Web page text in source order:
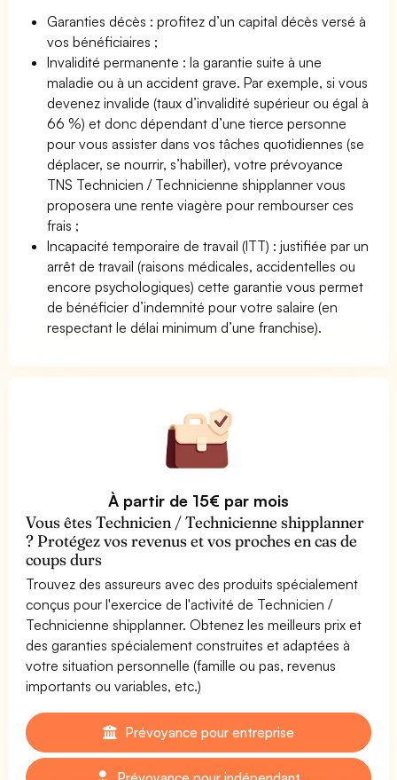
Garanties décès : profitez d’un capital décès versé à
vos bénéficiaires ;
Invalidité permanente : la garantie suite à une
maladie ou à un accident grave. Par exemple, si vous
devenez invalide (taux d’invalidité supérieur ou égal à
66 %) et donc dépendant d’une tierce personne
pour vous assister dans vos tâches quotidiennes (se
déplacer, se nourrir, s’habiller), votre prévoyance
TNS Technicien / Technicienne shipplanner vous
proposera une rente viagère pour rembourser ces
frais ;
Incapacité temporaire de travail (ITT) : justifiée par un
arrêt de travail (raisons médicales, accidentelles ou
encore psychologiques) cette garantie vous permet
de bénéficier d’indemnité pour votre salaire (en
respectant le délai minimum d’une franchise).
À partir de 15€ par mois
Vous êtes Technicien / Technicienne shipplanner
? Protégez vos revenus et vos proches en cas de
coups durs
Trouvez des assureurs avec des produits spécialement
conçus pour l'exercice de l'activité de Technicien /
Technicienne shipplanner. Obtenez les meilleurs prix et
des garanties spécialement construites et adaptées à
votre situation personnelle (famille ou pas, revenus
importants ou variables, etc.)
Prévoyance pour entreprise